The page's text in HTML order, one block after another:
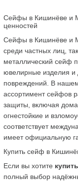
Сейфы в Кишинёве и
ценностей
Сейфы в Кишинёве и
среди частных лиц,
металлический сейф
ювелирные изделия и
повреждений. В
ассортимент сейфов
защиты, включая
огнестойкие и
соответствует
имеет официальную
Купить сейф в
Если вы хотите
полный выбор